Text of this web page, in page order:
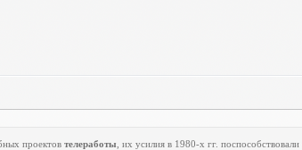
проектов телеработы , их усилия в 1980-х гг.